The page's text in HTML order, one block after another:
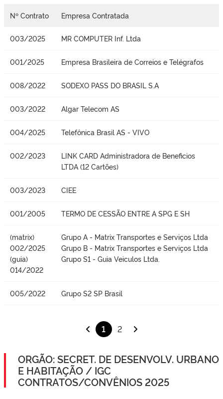
Nº Contrato Empresa Contratada
003/2025 MR COMPUTER Inf. Ltda
001/2025 Empresa Brasileira de Correios e Telégrafos
008/2022 SODEXO PASS DO BRASIL S.A
003/2022 Algar Telecom AS
004/2025 Telefônica Brasil AS - VIVO
002/2023
LINK CARD Administradora de Beneficios
LTDA (12 Cartões)
003/2023 CIEE
001/2005 TERMO DE CESSÃO ENTRE A SPG E SH
(matrix)
002/2025
(guia)
014/2022
Grupo A - Matrix Transportes e Serviços Ltda
Grupo B - Matrix Transportes e Serviços Ltda
Grupo S1 - Guia Veiculos Ltda.
005/2022 Grupo S2 SP Brasil
1 2
ORGÃO: SECRET. DE DESENVOLV. URBANO
E HABITAÇÃO / IGC
CONTRATOS/CONVÊNIOS 2025